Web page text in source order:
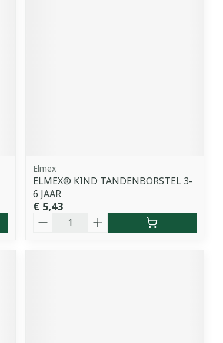
Elmex
ELMEX® KIND TANDENBORSTEL 3-
6 JAAR
€ 5,43